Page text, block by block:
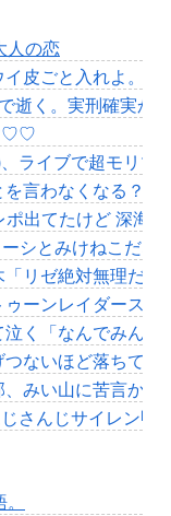
人の恋
イ皮ごと入れよ。
逝く。実刑確実か
ライブで超モリ
言わなくなる？
ポ出てたけど 深海
シとみけねこだ
「リゼ絶対無理だわ
ゥーンレイダース
泣く「なんでみん
つないほど落ちて
、みい山に苦言か
さんじサイレン甲